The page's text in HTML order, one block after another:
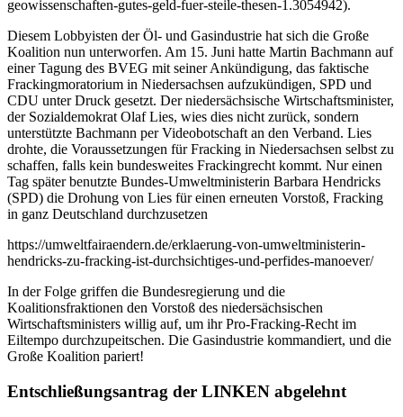
geowissenschaften-gutes-geld-fuer-steile-thesen-1.3054942).
Diesem Lobbyisten der Öl- und Gasindustrie hat sich die Große
Koalition nun unterworfen. Am 15. Juni hatte Martin Bachmann auf
einer Tagung des BVEG mit seiner Ankündigung, das faktische
Frackingmoratorium in Niedersachsen aufzukündigen, SPD und
CDU unter Druck gesetzt. Der niedersächsische Wirtschaftsminister,
der Sozialdemokrat Olaf Lies, wies dies nicht zurück, sondern
unterstützte Bachmann per Videobotschaft an den Verband. Lies
drohte, die Voraussetzungen für Fracking in Niedersachsen selbst zu
schaffen, falls kein bundesweites Frackingrecht kommt. Nur einen
Tag später benutzte Bundes-Umweltministerin Barbara Hendricks
(SPD) die Drohung von Lies für einen erneuten Vorstoß, Fracking
in ganz Deutschland durchzusetzen
https://umweltfairaendern.de/erklaerung-von-umweltministerin-
hendricks-zu-fracking-ist-durchsichtiges-und-perfides-manoever/
In der Folge griffen die Bundesregierung und die
Koalitionsfraktionen den Vorstoß des niedersächsischen
Wirtschaftsministers willig auf, um ihr Pro-Fracking-Recht im
Eiltempo durchzupeitschen. Die Gasindustrie kommandiert, und die
Große Koalition pariert!
Entschließungsantrag der LINKEN abgelehnt